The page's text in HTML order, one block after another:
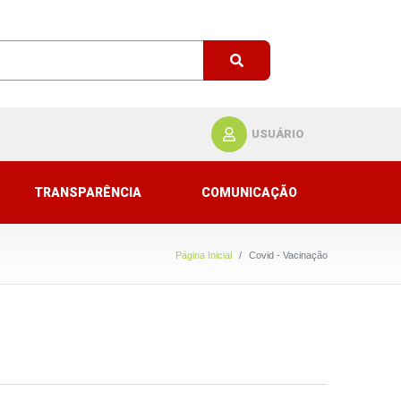
USUÁRIO
TRANSPARÊNCIA COMUNICAÇÃO
Página Inicial Covid - Vacinação